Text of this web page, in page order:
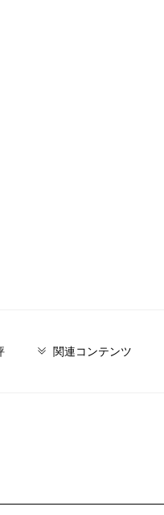
関連コンテンツ